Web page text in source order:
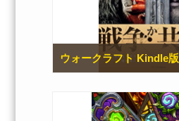
ウォークラフト Kindle版